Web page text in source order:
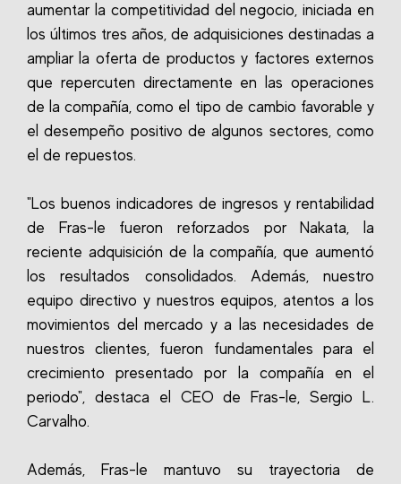
aumentar la competitividad del negocio, iniciada en
los últimos tres años, de adquisiciones destinadas a
ampliar la oferta de productos y factores externos
que repercuten directamente en las operaciones
de la compañía, como el tipo de cambio favorable y
el desempeño positivo de algunos sectores, como
el de repuestos.
"Los buenos indicadores de ingresos y rentabilidad
de Fras-le fueron reforzados por Nakata, la
reciente adquisición de la compañía, que aumentó
los resultados consolidados. Además, nuestro
equipo directivo y nuestros equipos, atentos a los
movimientos del mercado y a las necesidades de
nuestros clientes, fueron fundamentales para el
crecimiento presentado por la compañía en el
periodo", destaca el CEO de Fras-le, Sergio L.
Carvalho.
Además, Fras-le mantuvo su trayectoria de